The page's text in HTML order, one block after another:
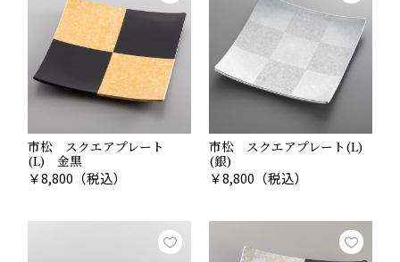
お世話になった目上の方、職場の上
市松 スクエアプレート
(L) 金黒
￥8,800 （税込）
市松 スクエアプレート(L)
(銀)
￥8,800 （税込）